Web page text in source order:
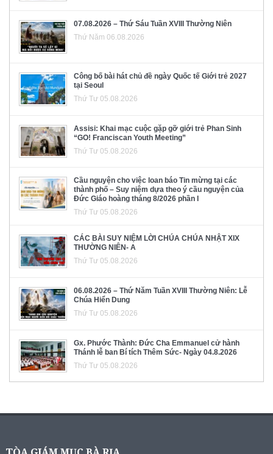
07.08.2026 – Thứ Sáu Tuần XVIII Thường Niên
Thứ Năm 06.08.2026
Công bố bài hát chủ đề ngày Quốc tế Giới trẻ 2027
tại Seoul
Thứ Tư 05.08.2026
Assisi: Khai mạc cuộc gặp gỡ giới trẻ Phan Sinh
“GO! Franciscan Youth Meeting”
Thứ Tư 05.08.2026
Cầu nguyện cho việc loan báo Tin mừng tại các
thành phố – Suy niệm dựa theo ý cầu nguyện của
Đức Giáo hoàng tháng 8/2026 phần I
Thứ Tư 05.08.2026
CÁC BÀI SUY NIỆM LỜI CHÚA CHÚA NHẬT XIX
THƯỜNG NIÊN- A
Thứ Tư 05.08.2026
06.08.2026 – Thứ Năm Tuần XVIII Thường Niên: Lễ
Chúa Hiển Dung
Thứ Tư 05.08.2026
Gx. Phước Thành: Đức Cha Emmanuel cử hành
Thánh lễ ban Bí tích Thêm Sức- Ngày 04.8.2026
Thứ Tư 05.08.2026